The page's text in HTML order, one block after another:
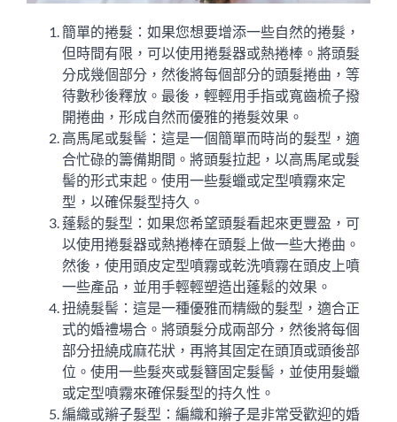
簡單的捲髮：如果您想要增添一些自然的捲髮，
但時間有限，可以使用捲髮器或熱捲棒。將頭髮
分成幾個部分，然後將每個部分的頭髮捲曲，等
待數秒後釋放。最後，輕輕用手指或寬齒梳子撥
開捲曲，形成自然而優雅的捲髮效果。
高馬尾或髮髻：這是一個簡單而時尚的髮型，適
合忙碌的籌備期間。將頭髮拉起，以高馬尾或髮
髻的形式束起。使用一些髮蠟或定型噴霧來定
型，以確保髮型持久。
蓬鬆的髮型：如果您希望頭髮看起來更豐盈，可
以使用捲髮器或熱捲棒在頭髮上做一些大捲曲。
然後，使用頭皮定型噴霧或乾洗噴霧在頭皮上噴
一些產品，並用手輕輕塑造出蓬鬆的效果。
扭繞髮髻：這是一種優雅而精緻的髮型，適合正
式的婚禮場合。將頭髮分成兩部分，然後將每個
部分扭繞成麻花狀，再將其固定在頭頂或頭後部
位。使用一些髮夾或髮簪固定髮髻，並使用髮蠟
或定型噴霧來確保髮型的持久性。
編織或辮子髮型：編織和辮子是非常受歡迎的婚